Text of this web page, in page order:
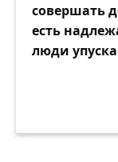
совершать
есть
люди